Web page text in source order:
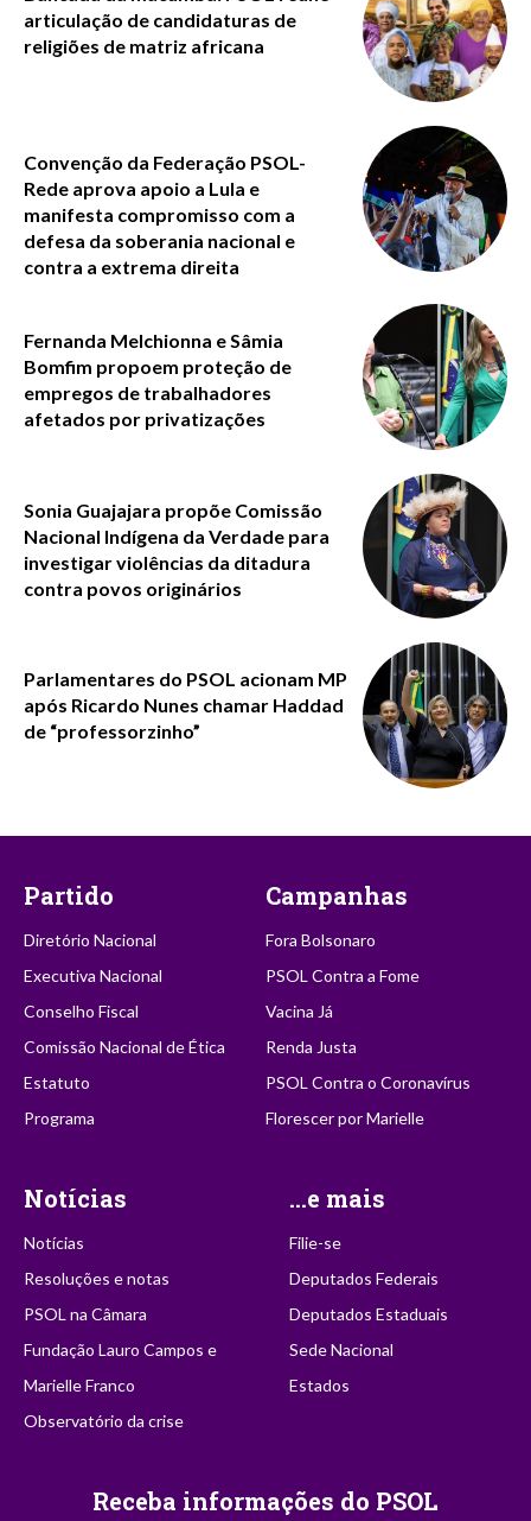
articulação de candidaturas de
religiões de matriz africana
Convenção da Federação PSOL-
Rede aprova apoio a Lula e
manifesta compromisso com a
defesa da soberania nacional e
contra a extrema direita
Fernanda Melchionna e Sâmia
Bomfim propoem proteção de
empregos de trabalhadores
afetados por privatizações
Sonia Guajajara propõe Comissão
Nacional Indígena da Verdade para
investigar violências da ditadura
contra povos originários
Parlamentares do PSOL acionam MP
após Ricardo Nunes chamar Haddad
de “professorzinho”
Partido
Diretório Nacional
Executiva Nacional
Conselho Fiscal
Comissão Nacional de Ética
Estatuto
Programa
Campanhas
Fora Bolsonaro
PSOL Contra a Fome
Vacina Já
Renda Justa
PSOL Contra o Coronavírus
Florescer por Marielle
Notícias
Notícias
Resoluções e notas
PSOL na Câmara
Fundação Lauro Campos e
Marielle Franco
Observatório da crise
...e mais
Filie-se
Deputados Federais
Deputados Estaduais
Sede Nacional
Estados
Receba informações do PSOL